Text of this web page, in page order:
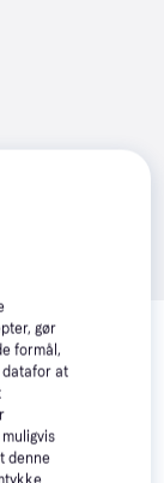
dine
gør
formål,
datafor at
denne